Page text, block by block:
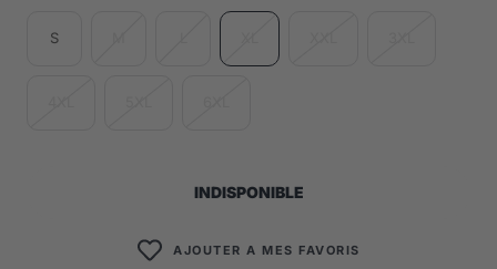
S
INDISPONIBLE
AJOUTER A MES FAVORIS